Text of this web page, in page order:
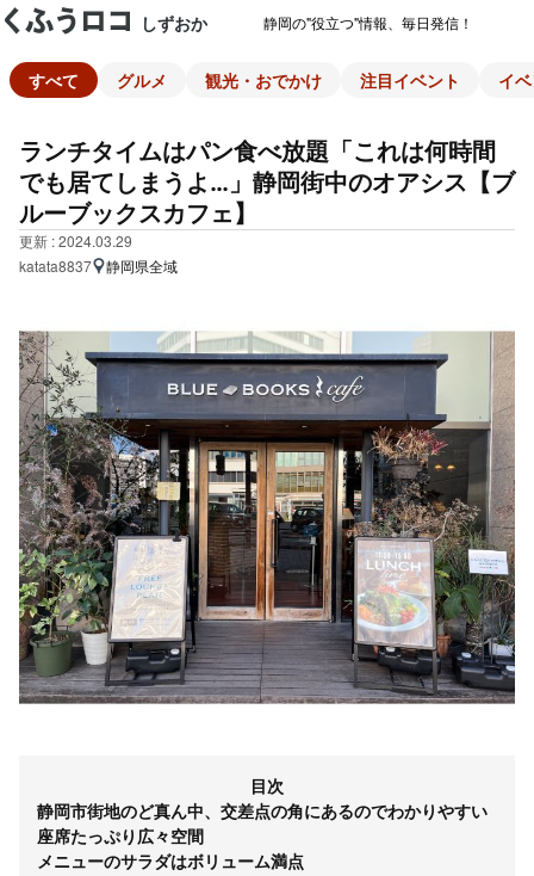
しずおか 静岡の"役立つ"情報、毎日発信！
すべて グルメ 観光・おでかけ 注目イベント イ
ランチタイムはパン食べ放題「これは何時間
でも居てしまうよ…」静岡街中のオアシス【ブ
ルーブックスカフェ】
更新 : 2024.03.29
katata8837
静岡県全域
目次
静岡市街地のど真ん中、交差点の角にあるのでわかりやすい
座席たっぷり広々空間
メニューのサラダはボリューム満点